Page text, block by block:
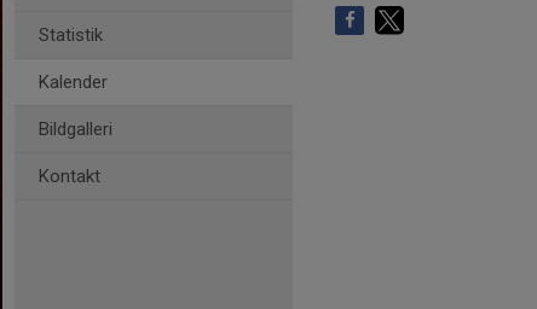
Statistik
Kalender
Bildgalleri
Kontakt